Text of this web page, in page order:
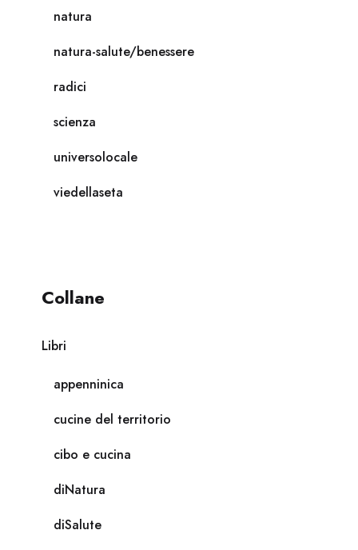
natura
natura-salute/benessere
radici
scienza
universolocale
viedellaseta
Collane
Libri
appenninica
cucine del territorio
cibo e cucina
diNatura
diSalute